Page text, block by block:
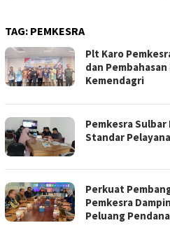
TAG: PEMKESRA
Plt Karo
dan
Kemendagri
Pemkesra
Standar
Perkuat
Pemkesra
Peluang